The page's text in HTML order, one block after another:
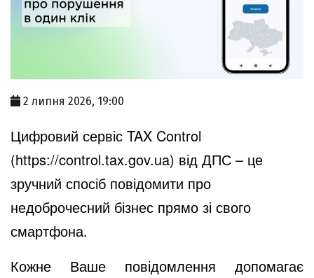
2 липня 2026, 19:00
Цифровий сервіс TAX Control
(https://control.tax.gov.ua) від ДПС – це
зручний спосіб повідомити про
недоброчесний бізнес прямо зі свого
смартфона.
Кожне Ваше повідомлення допомагає